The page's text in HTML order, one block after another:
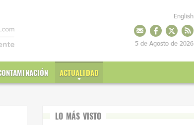
ACTUALIDAD
English
5 de Agosto de 2026
LO MÁS VISTO